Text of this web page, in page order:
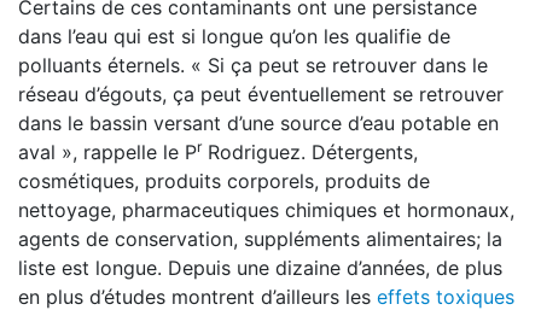
Certains de ces contaminants ont une persistance
dans l’eau qui est si longue qu’on les qualifie de
polluants éternels. « Si ça peut se retrouver dans le
réseau d’égouts, ça peut éventuellement se retrouver
dans le bassin versant d’une source d’eau potable en
aval », rappelle le PrRodriguez. Détergents,
cosmétiques, produits corporels, produits de
nettoyage, pharmaceutiques chimiques et hormonaux,
agents de conservation, suppléments alimentaires; la
liste est longue. Depuis une dizaine d’années, de plus
en plus d’études montrent d’ailleurs les effets toxiques